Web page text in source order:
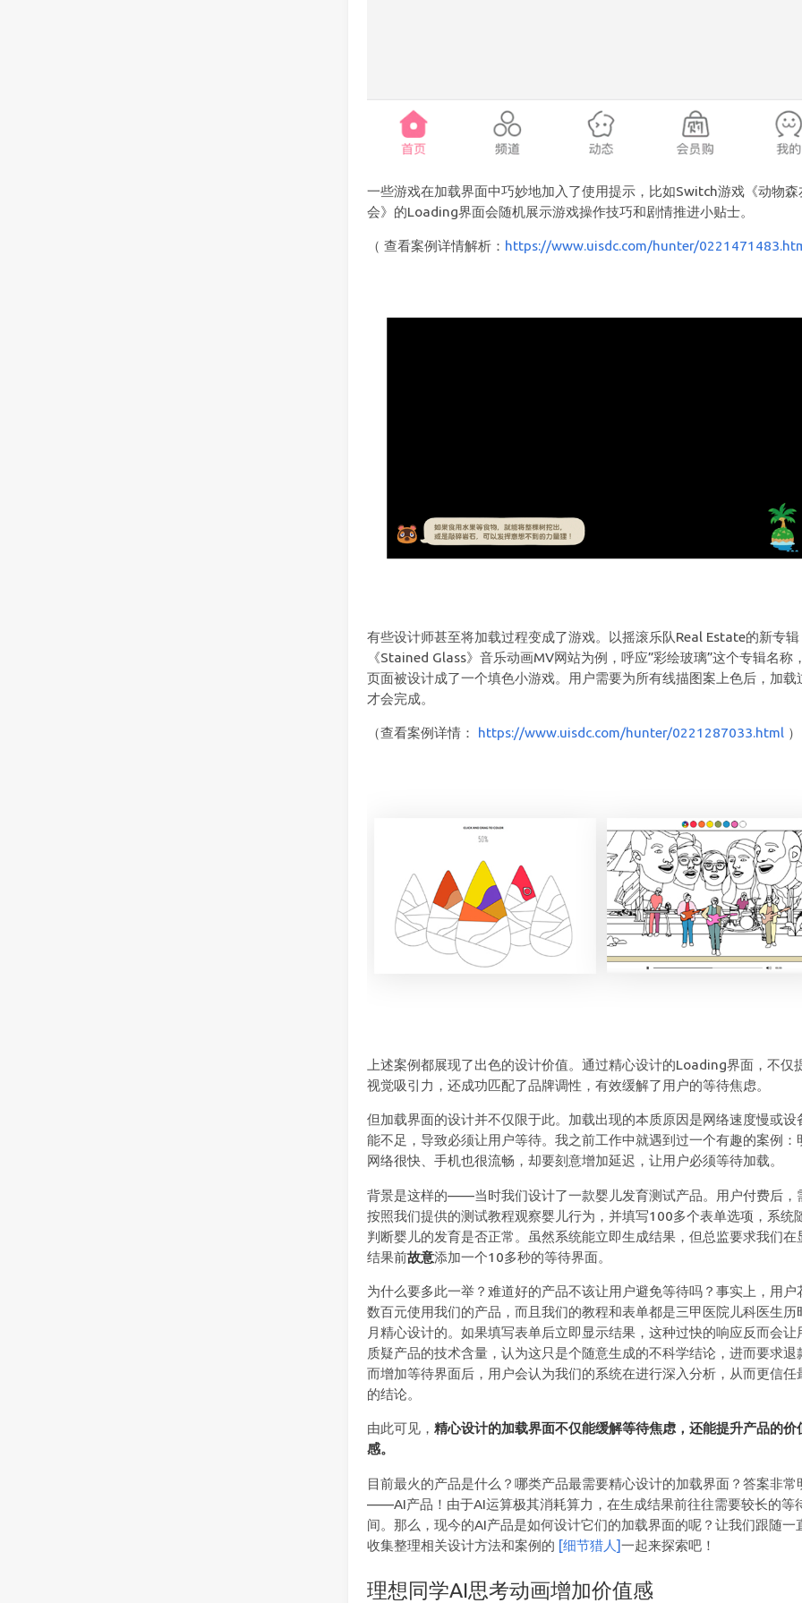
一些游戏在加载界面中巧妙地加入了使用提示，比如Switch游戏《动物森
会》的Loading界面会随机展示游戏操作技巧和剧情推进小贴士。
（ 查看案例详情解析： https://www.uisdc.com/hunter/
有些设计师甚至将加载过程变成了游戏。以摇滚乐队Real Estate的新专辑
《Stained Glass》音乐动画MV网站为例，呼应”彩绘玻璃”这个专辑名称
页面被设计成了一个填色小游戏。用户需要为所有线描图案上色后，加载
才会完成。
（查看案例详情： https://www.uisdc.com/hunter/0221287033.html ）
上述案例都展现了出色的设计价值。通过精心设计的Loading界面，不仅
视觉吸引力，还成功匹配了品牌调性，有效缓解了用户的等待焦虑。
但加载界面的设计并不仅限于此。加载出现的本质原因是网络速度慢或设
能不足，导致必须让用户等待。我之前工作中就遇到过一个有趣的案例：
网络很快、手机也很流畅，却要刻意增加延迟，让用户必须等待加载。
背景是这样的——当时我们设计了一款婴儿发育测试产品。用户付费后，
按照我们提供的测试教程观察婴儿行为，并填写100多个表单选项，系统
判断婴儿的发育是否正常。虽然系统能立即生成结果，但总监要求我们在
结果前故意添加一个10多秒的等待界面。
为什么要多此一举？难道好的产品不该让用户避免等待吗？事实上，用户
数百元使用我们的产品，而且我们的教程和表单都是三甲医院儿科医生历
月精心设计的。如果填写表单后立即显示结果，这种过快的响应反而会让
质疑产品的技术含量，认为这只是个随意生成的不科学结论，进而要求退
而增加等待界面后，用户会认为我们的系统在进行深入分析，从而更信任
的结论。
由此可见，精心设计的加载界面不仅能缓解等待焦虑，还能提升产品的价
感。
目前最火的产品是什么？哪类产品最需要精心设计的加载界面？答案非常
——AI产品！由于AI运算极其消耗算力，在生成结果前往往需要较长的等
间。那么，现今的AI产品是如何设计它们的加载界面的呢？让我们跟随一
收集整理相关设计方法和案例的 [细节猎人]一起来探索吧！
理想同学AI思考动画增加价值感